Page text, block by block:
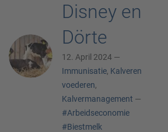
Disney en
Dörte
12. April 2024 —
Immunisatie, Kalveren
voederen,
Kalvermanagement —
#Arbeidseconomie
#Biestmelk